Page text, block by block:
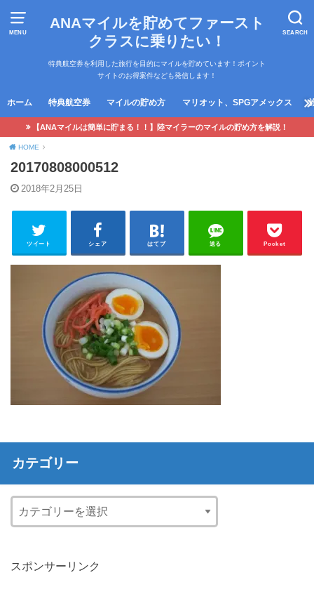
MENU SEARCH
ANAマイルを貯めてファースト
クラスに乗りたい！
特典航空券を利用した旅行を目的にマイルを貯めています！ポイント
サイトのお得案件なども発信します！
ホーム 特典航空券 マイルの貯め方 マリオット、SPGアメックス
【ANAマイルは簡単に貯まる！！】陸マイラーのマイルの貯め方を解説！
HOME
20170808000512
2018年2月25日
ツイート シェア はてブ 送る Pocket
カテゴリー
スポンサーリンク